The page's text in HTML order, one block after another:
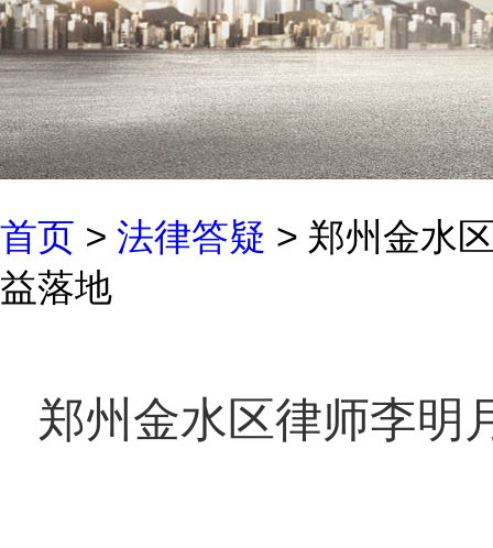
首页 > 法律答疑 > 郑州金水
益落地
郑州金水区律师李明